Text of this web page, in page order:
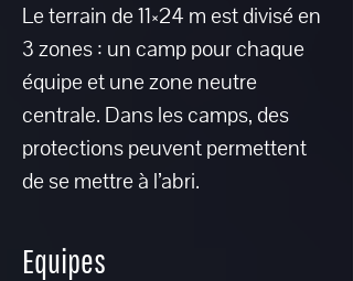
Le terrain de 11×24 m est divisé en
3 zones : un camp pour chaque
équipe et une zone neutre
centrale. Dans les camps, des
protections peuvent permettent
de se mettre à l’abri.
Equipes